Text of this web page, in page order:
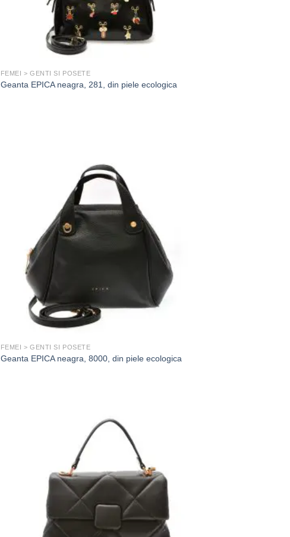
FEMEI > GENTI SI POSETE
Geanta EPICA neagra, 281, din piele ecologica
FEMEI > GENTI SI POSETE
Geanta EPICA neagra, 8000, din piele ecologica